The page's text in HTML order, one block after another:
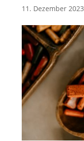
11. Dezember 2023